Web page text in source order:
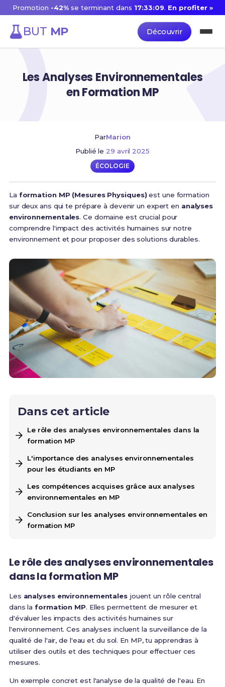
Promotion -42%se terminant dans 17:33:08. En profiter »
BUT MP Découvrir
Les Analyses Environnementales
en Formation MP
ParMarion
Publié le 29 avril 2025
ÉCOLOGIE
La formation MP (Mesures Physiques) est une formation
sur deux ans qui te prépare à devenir un expert en analyses
environnementales. Ce domaine est crucial pour
comprendre l'impact des activités humaines sur notre
environnement et pour proposer des solutions durables.
Dans cet article
Le rôle des analyses environnementales dans la
formation MP
L'importance des analyses environnementales
pour les étudiants en MP
Les compétences acquises grâce aux analyses
environnementales en MP
Conclusion sur les analyses environnementales en
formation MP
Le rôle des analyses environnementales
dans la formation MP
Les analyses environnementalesjouent un rôle central
dans laformation MP. Elles permettent de mesurer et
d'évaluer les impacts des activités humaines sur
l'environnement. Ces analyses incluent la surveillance de la
qualité de l'air, de l'eau et du sol. En MP, tu apprendras à
utiliser des outils et des techniques pour effectuer ces
mesures.
Un exemple concret est l'analyse de la qualité de l'eau. En